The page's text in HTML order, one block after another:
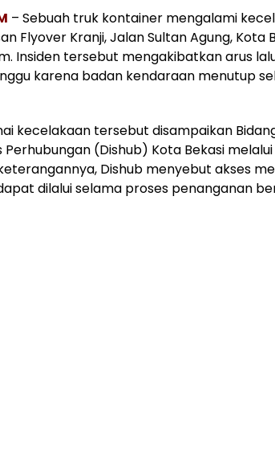
– Sebuah truk kontainer mengalami
Flyover Kranji, Jalan Sultan Agung, Kota
Insiden tersebut mengakibatkan arus
karena badan kendaraan menutup
kecelakaan tersebut disampaikan
Perhubungan (Dishub) Kota Bekasi
Dishub menyebut akses
dilalui selama proses penanganan